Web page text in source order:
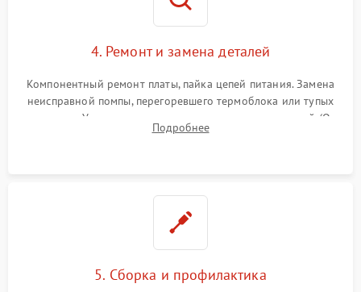
4. Ремонт и замена деталей
Компонентный ремонт платы, пайка цепей питания. Замена
неисправной помпы, перегоревшего термоблока или тупых
жерновов. Установка новых силиконовых уплотнителей (O-
ring) и тефлоновых трубок для надежного устранения
Подробнее
5. Сборка и профилактика